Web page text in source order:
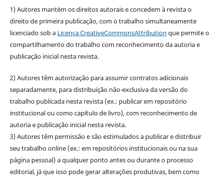
1) Autores mantém os direitos autorais e concedem à revista o
direito de primeira publicação, com o trabalho simultaneamente
licenciado sob a Licença CreativeCommonsAttribution que permite o
compartilhamento do trabalho com reconhecimento da autoria e
publicação inicial nesta revista.
2) Autores têm autorização para assumir contratos adicionais
separadamente, para distribuição não-exclusiva da versão do
trabalho publicada nesta revista (ex.: publicar em repositório
institucional ou como capítulo de livro), com reconhecimento de
autoria e publicação inicial nesta revista.
3) Autores têm permissão e são estimulados a publicar e distribuir
seu trabalho online (ex.: em repositórios institucionais ou na sua
página pessoal) a qualquer ponto antes ou durante o processo
editorial, já que isso pode gerar alterações produtivas, bem como